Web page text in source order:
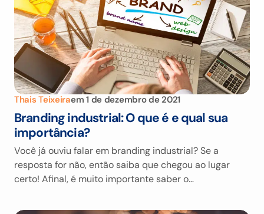
Thais Teixeiraem 1 de dezembro de 2021
Branding industrial: O que é e qual sua
importância?
Você já ouviu falar em branding industrial? Se a
resposta for não, então saiba que chegou ao lugar
certo! Afinal, é muito importante saber o…